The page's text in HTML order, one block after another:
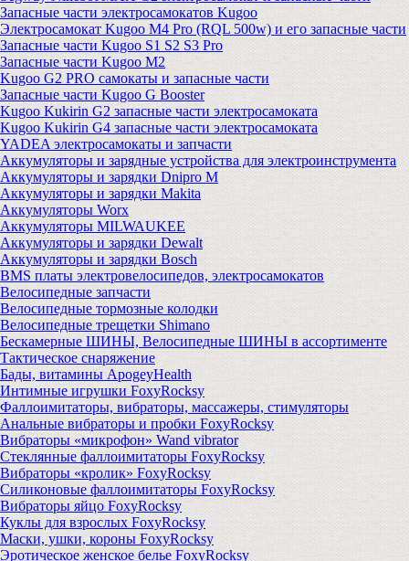
Запасные части электросамокатов Kugoo
Электросамокат Kugoo M4 Pro (RQL 500w) и его запасные части
Запасные части Kugoo S1 S2 S3 Pro
Запасные части Kugoo M2
Kugoo G2 PRO самокаты и запасные части
Запасные части Kugoo G Booster
Kugoo Kukirin G2 запасные части электросамоката
Kugoo Kukirin G4 запасные части электросамоката
YADEA электросамокаты и запчасти
Аккумуляторы и зарядные устройства для электроинструмента
Аккумуляторы и зарядки Dnipro M
Аккумуляторы и зарядки Makita
Аккумуляторы Worx
Аккумуляторы MILWAUKEE
Аккумуляторы и зарядки Dewalt
Аккумуляторы и зарядки Bosch
BMS платы электровелосипедов, электросамокатов
Велосипедные запчасти
Велосипедные тормозные колодки
Велосипедные трещетки Shimano
Бескамерные ШИНЫ, Велосипедные ШИНЫ в ассортименте
Тактическое снаряжение
Бады, витамины ApogeyHealth
Интимные игрушки FoxyRocksy
Фаллоимитаторы, вибраторы, массажеры, стимуляторы
Анальные вибраторы и пробки FoxyRocksy
Вибраторы «микрофон» Wand vibrator
Стеклянные фаллоимитаторы FoxyRocksy
Вибраторы «кролик» FoxyRocksy
Силиконовые фаллоимитаторы FoxyRocksy
Вибраторы яйцо FoxyRocksy
Куклы для взрослых FoxyRocksy
Маски, ушки, короны FoxyRocksy
Эротическое женское белье FoxyRocksy